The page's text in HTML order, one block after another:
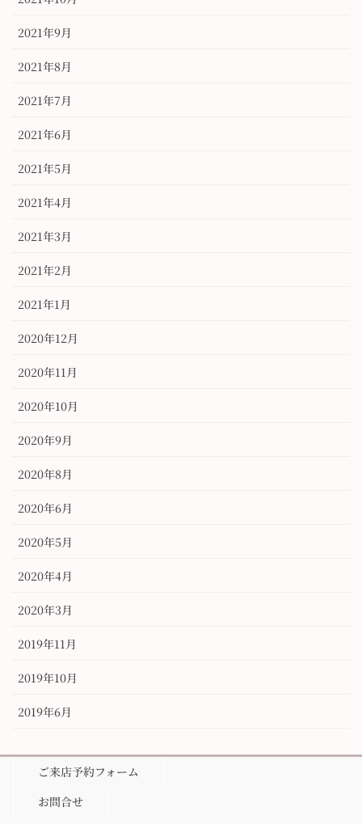
2021年9月
2021年8月
2021年7月
2021年6月
2021年5月
2021年4月
2021年3月
2021年2月
2021年1月
2020年12月
2020年11月
2020年10月
2020年9月
2020年8月
2020年6月
2020年5月
2020年4月
2020年3月
2019年11月
2019年10月
2019年6月
ご来店予約フォーム
お問合せ